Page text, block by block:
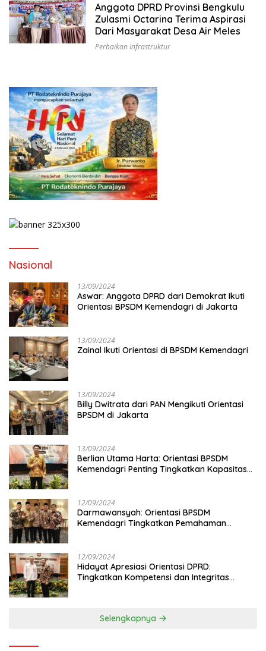
Anggota DPRD Provinsi Bengkulu
Zulasmi Octarina Terima Aspirasi
Dari Masyarakat Desa Air Meles
Perbaikan Infrastruktur
Nasional
13/09/2024
Aswar: Anggota DPRD dari Demokrat Ikuti
Orientasi BPSDM Kemendagri di Jakarta
13/09/2024
Zainal Ikuti Orientasi di BPSDM Kemendagri
13/09/2024
Billy Dwitrata dari PAN Mengikuti Orientasi
BPSDM di Jakarta
13/09/2024
Berlian Utama Harta: Orientasi BPSDM
Kemendagri Penting Tingkatkan Kapasitas
12/09/2024
Darmawansyah: Orientasi BPSDM
Kemendagri Tingkatkan Pemahaman
12/09/2024
Hidayat Apresiasi Orientasi DPRD:
Tingkatkan Kompetensi dan Integritas
Selengkapnya